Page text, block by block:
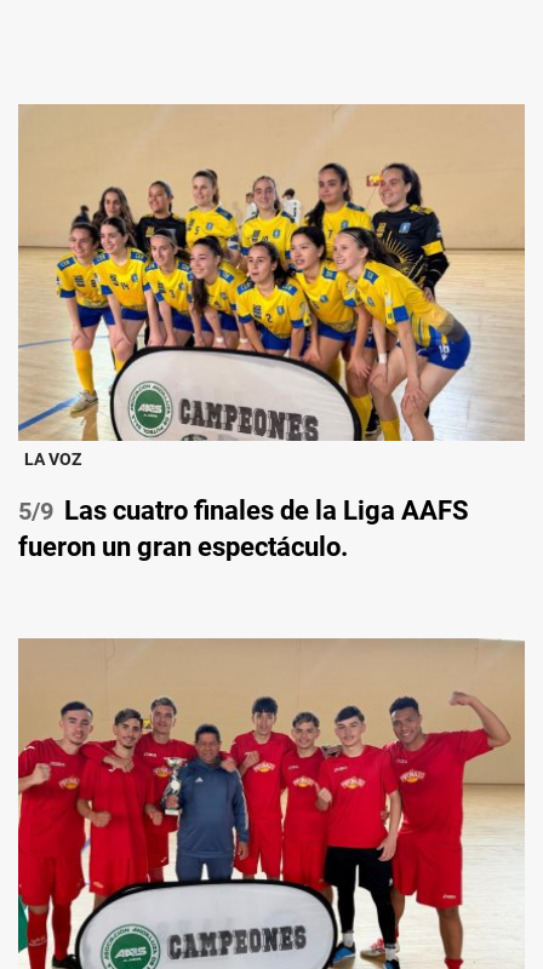
LA VOZ
/9 Las cuatro finales de la Liga AAFS
fueron un gran espectáculo.